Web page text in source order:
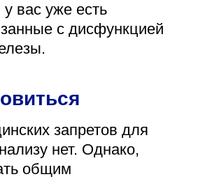
вас уже есть
с дисфункцией
запретов для
нет. Однако,
общим